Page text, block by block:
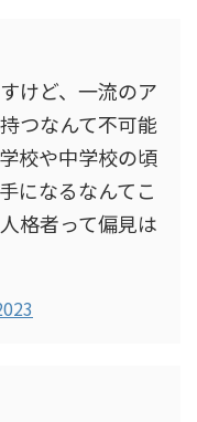
けど、一流のア
つなんて不可能
校や中学校の頃
になるなんてこ
格者って偏見は